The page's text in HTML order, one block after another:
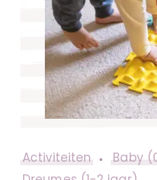
Activiteiten Baby